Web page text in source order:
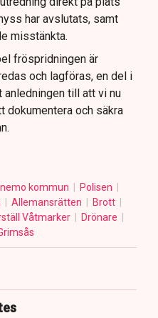
har avslutats, samt
misstänkta.
fröspridningen är
och lagföras, en del i
anledningen till att vi nu
dokumentera och säkra
kommun
Polisen
Allemansrätten
Brott
Våtmarker
Drönare